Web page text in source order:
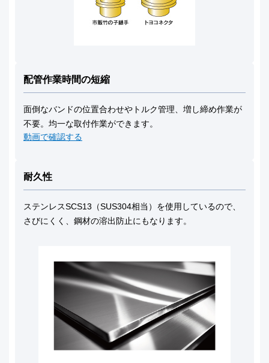
配管作業時間の短縮
面倒なバンドの位置合わせやトルク管理、増し締め作業が
不要。均一な取付作業ができます。
動画で確認する
耐久性
ステンレスSCS13（SUS304相当）を使用しているので、
さびにくく、鋼材の溶出防止にもなります。